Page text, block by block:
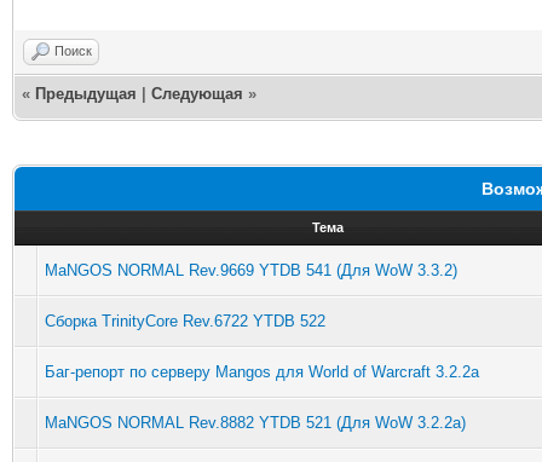
Поиск
« Предыдущая Следующая »
Тема
MaNGOS NORMAL Rev.9669 YTDB 541 (Для WoW 3.3.2)
Сборка TrinityCore Rev.6722 YTDB 522
Баг-репорт по серверу Mangos для World of Warcraft 3.2.2a
MaNGOS NORMAL Rev.8882 YTDB 521 (Для WoW 3.2.2a)